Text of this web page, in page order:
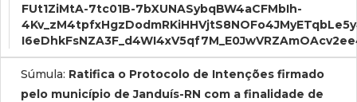
FUt1ZiMtA-7tc01B-7bXUNASybqBW4aCFMbIh-
Súmula: Ratifica o Protocolo de Intenções firmado
pelo município de Janduís-RN com a finalidade de